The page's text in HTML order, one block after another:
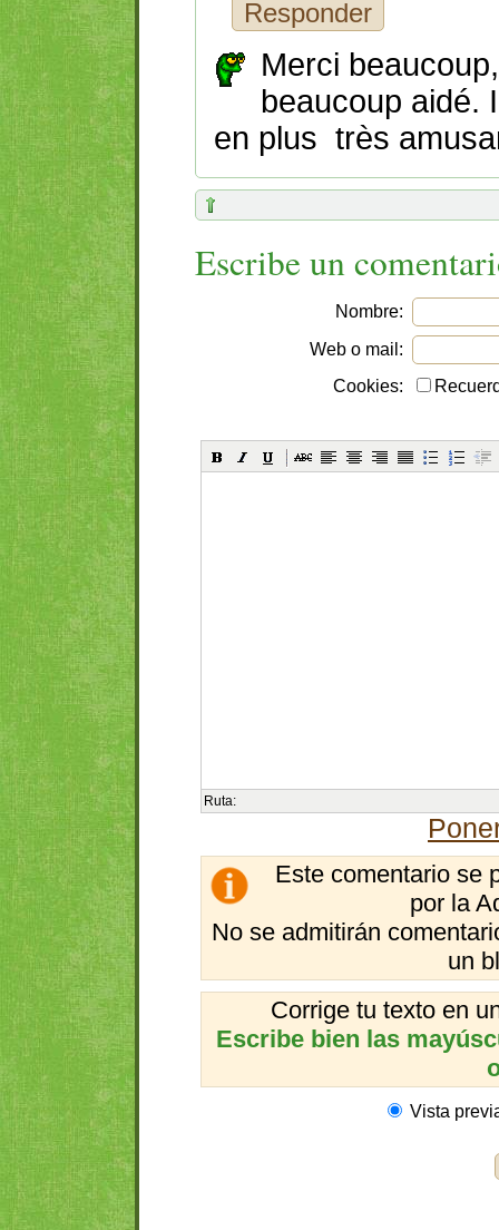
Responder
Merci
beaucoup aidé.
en plus très
Escribe un
Nombre:
Web o mail:
Cookies:
Ruta:
Este comentario se
por la
No se admitirán
un
Corrige tu texto en
Escribe bien las
Vista